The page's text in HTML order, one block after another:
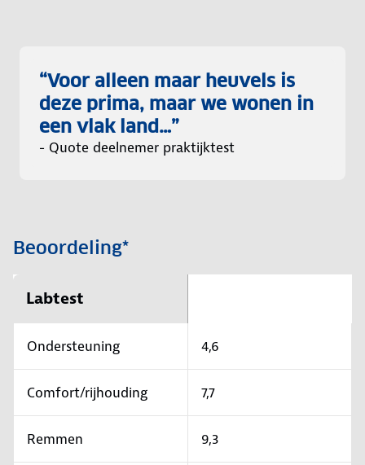
“Voor alleen maar heuvels is
deze prima, maar we wonen in
een vlak land…”
- Quote deelnemer praktijktest
Beoordeling*
Labtest
Ondersteuning 4,6
Comfort/rijhouding 7,7
Remmen 9,3